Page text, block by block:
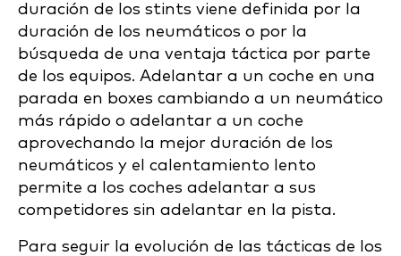
duración de los stints viene definida por la
duración de los neumáticos o por la
búsqueda de una ventaja táctica por parte
de los equipos. Adelantar a un coche en una
parada en boxes cambiando a un neumático
más rápido o adelantar a un coche
aprovechando la mejor duración de los
neumáticos y el calentamiento lento
permite a los coches adelantar a sus
competidores sin adelantar en la pista.
Para seguir la evolución de las tácticas de los